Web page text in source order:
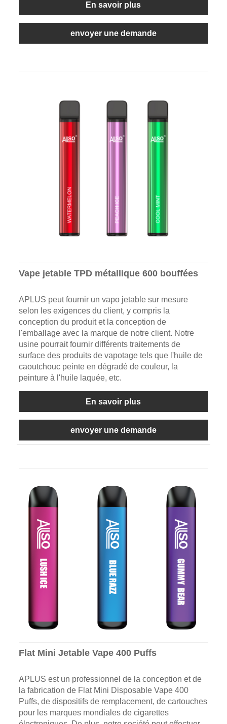
En savoir plus
envoyer une demande
Vape jetable TPD métallique 600 bouffées
APLUS peut fournir un vapo jetable sur mesure
selon les exigences du client, y compris la
conception du produit et la conception de
l'emballage avec la marque de notre client. Notre
usine pourrait fournir différents traitements de
surface des produits de vapotage tels que l'huile de
caoutchouc peinte en dégradé de couleur, la
peinture à l'huile laquée, etc.
En savoir plus
envoyer une demande
Flat Mini Jetable Vape 400 Puffs
APLUS est un professionnel de la conception et de
la fabrication de Flat Mini Disposable Vape 400
Puffs, de dispositifs de remplacement, de cartouches
pour les marques mondiales de cigarettes